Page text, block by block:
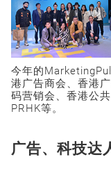
今年的
港广告商会、香港
码营销会、香港公
PRHK等。
广告、科技达